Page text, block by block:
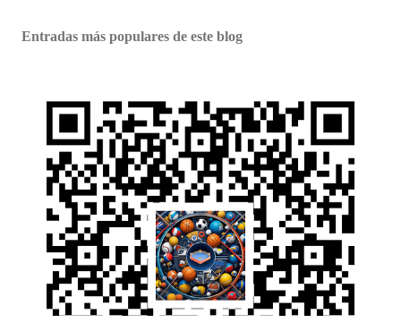
Entradas más populares de este blog